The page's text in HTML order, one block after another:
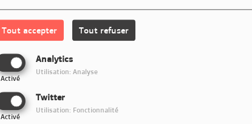
Tout accepter Tout refuser
Analytics
Activé
Utilisation: Analyse
Twitter
Activé
Utilisation: Fonctionnalité